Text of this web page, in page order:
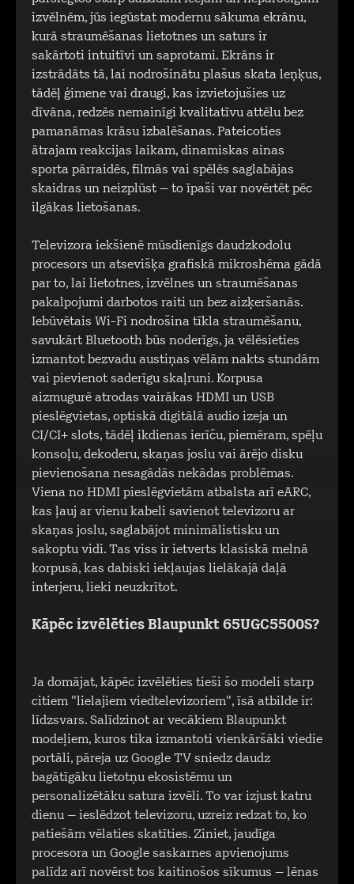
izvēlnēm, jūs iegūstat modernu sākuma ekrānu,
kurā straumēšanas lietotnes un saturs ir
sakārtoti intuitīvi un saprotami. Ekrāns ir
izstrādāts tā, lai nodrošinātu plašus skata leņķus,
tādēļ ģimene vai draugi, kas izvietojušies uz
dīvāna, redzēs nemainīgi kvalitatīvu attēlu bez
pamanāmas krāsu izbalēšanas. Pateicoties
ātrajam reakcijas laikam, dinamiskas ainas
sporta pārraidēs, filmās vai spēlēs saglabājas
skaidras un neizplūst – to īpaši var novērtēt pēc
ilgākas lietošanas.
Televizora iekšienē mūsdienīgs daudzkodolu
procesors un atsevišķa grafiskā mikroshēma gādā
par to, lai lietotnes, izvēlnes un straumēšanas
pakalpojumi darbotos raiti un bez aizķeršanās.
Iebūvētais Wi-Fi nodrošina tīkla straumēšanu,
savukārt Bluetooth būs noderīgs, ja vēlēsieties
izmantot bezvadu austiņas vēlām nakts stundām
vai pievienot saderīgu skaļruni. Korpusa
aizmugurē atrodas vairākas HDMI un USB
pieslēgvietas, optiskā digitālā audio izeja un
CI/CI+ slots, tādēļ ikdienas ierīču, piemēram, spēļu
konsoļu, dekoderu, skaņas joslu vai ārējo disku
pievienošana nesagādās nekādas problēmas.
Viena no HDMI pieslēgvietām atbalsta arī eARC,
kas ļauj ar vienu kabeli savienot televizoru ar
skaņas joslu, saglabājot minimālistisku un
sakoptu vidi. Tas viss ir ietverts klasiskā melnā
korpusā, kas dabiski iekļaujas lielākajā daļā
interjeru, lieki neuzkrītot.
Kāpēc izvēlēties Blaupunkt 65UGC5500S?
Ja domājat, kāpēc izvēlēties tieši šo modeli starp
citiem "lielajiem viedtelevizoriem", īsā atbilde ir:
līdzsvars. Salīdzinot ar vecākiem Blaupunkt
modeļiem, kuros tika izmantoti vienkāršāki viedie
portāli, pāreja uz Google TV sniedz daudz
bagātīgāku lietotņu ekosistēmu un
personalizētāku satura izvēli. To var izjust katru
dienu – ieslēdzot televizoru, uzreiz redzat to, ko
patiešām vēlaties skatīties. Ziniet, jaudīga
procesora un Google saskarnes apvienojums
palīdz arī novērst tos kaitinošos sīkumus – lēnas